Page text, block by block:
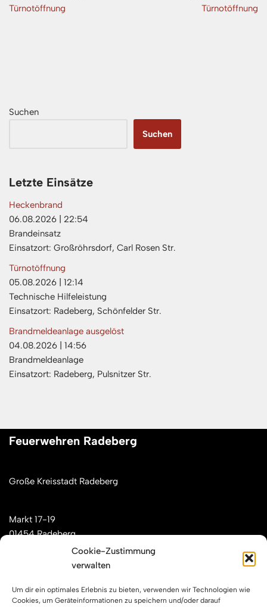
Cookie-Zustimmung
verwalten
Um dir ein optimales Erlebnis zu bieten, verwenden wir Technologien wie
Cookies, um Geräteinformationen zu speichern und/oder darauf
Türnotöffnung Türnotöffnung
Suchen
Suchen
Letzte Einsätze
Heckenbrand
06.08.2026
22:54
Brandeinsatz
Einsatzort: Großröhrsdorf, Carl Rosen Str.
Türnotöffnung
05.08.2026
12:14
Technische Hilfeleistung
Einsatzort: Radeberg, Schönfelder Str.
Brandmeldeanlage ausgelöst
04.08.2026
14:56
Brandmeldeanlage
Einsatzort: Radeberg, Pulsnitzer Str.
Feuerwehren Radeberg
Große Kreisstadt Radeberg
Markt 17-19
01454 Radeberg
Mail: kontakt[at]feuerwehren-radeberg.de
Feuerwehren Radeberg im Internet